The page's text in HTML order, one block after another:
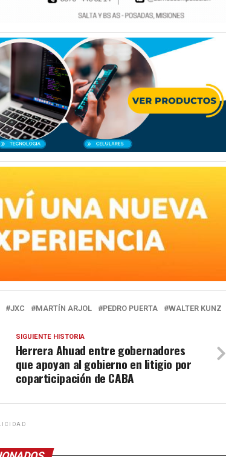
JXC MARTÍN ARJOL PEDRO PUERTA WALTER KUNZ
SIGUIENTE HISTORIA
Herrera Ahuad entre gobernadores
que apoyan al gobierno en litigio por
coparticipación de CABA